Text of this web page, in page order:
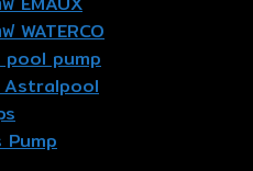
WATERCO
pool pump
Astralpool
Pump